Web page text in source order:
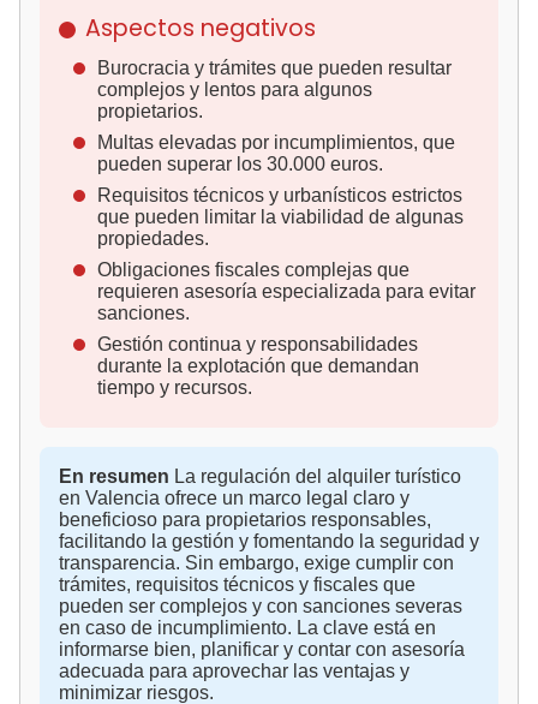
Aspectos negativos
Burocracia y trámites que pueden resultar
complejos y lentos para algunos
propietarios.
Multas elevadas por incumplimientos, que
pueden superar los 30.000 euros.
Requisitos técnicos y urbanísticos estrictos
que pueden limitar la viabilidad de algunas
propiedades.
Obligaciones fiscales complejas que
requieren asesoría especializada para evitar
sanciones.
Gestión continua y responsabilidades
durante la explotación que demandan
tiempo y recursos.
En resumen La regulación del alquiler turístico
en Valencia ofrece un marco legal claro y
beneficioso para propietarios responsables,
facilitando la gestión y fomentando la seguridad y
transparencia. Sin embargo, exige cumplir con
trámites, requisitos técnicos y fiscales que
pueden ser complejos y con sanciones severas
en caso de incumplimiento. La clave está en
informarse bien, planificar y contar con asesoría
adecuada para aprovechar las ventajas y
minimizar riesgos.